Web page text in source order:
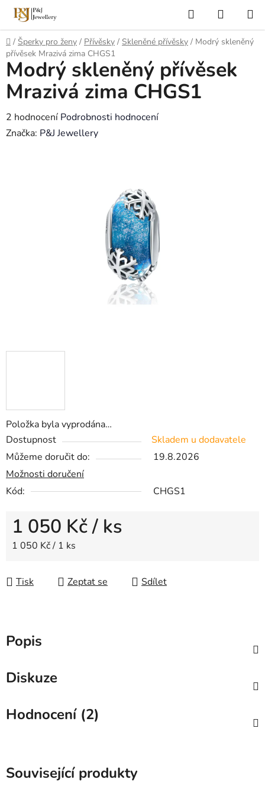
Přejít
obsah
Hledat
KOŠÍK
Domů
/ Šperky pro ženy / Přívěsky / Skleněné přívěsky / Modrý skleněný
přívěsek Mrazivá zima CHGS1
Položka byla vyprodána…
Dostupnost
Skladem u dodavatele
Můžeme doručit do:
19.8.2026
Možnosti doručení
Kód:
CHGS1
1 050 Kč/ ks
Měrná cena:
1 050 Kč / 1 ks
Tisk Zeptat se Sdílet
Modrý skleněný přívěsek
Mrazivá zima CHGS1
Průměrné
hodnocení
2 hodnocení Podrobnosti hodnocení
Značka: P&J Jewellery
Popis
Diskuze
Hodnocení (2)
Související produkty